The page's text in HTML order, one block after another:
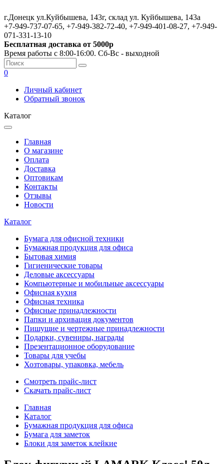
г.Донецк ул.Куйбышева, 143г, склад ул. Куйбышева, 143а
+7-949-737-07-65, +7-949-382-72-40, +7-949-401-08-27, +7-949-
071-331-13-10
Бесплатная доставка от 5000р
Время работы с 8:00-16:00. Сб-Вс - выходной
0
Личный кабинет
Обратный звонок
Каталог
Главная
О магазине
Оплата
Доставка
Оптовикам
Контакты
Отзывы
Новости
Каталог
Бумага для офисной техники
Бумажная продукция для офиса
Бытовая химия
Гигиенические товары
Деловые аксессуары
Компьютерные и мобильные аксессуары
Офисная кухня
Офисная техника
Офисные принадлежности
Папки и архивация документов
Пишущие и чертежные принадлежности
Подарки, сувениры, награды
Презентационное оборудование
Товары для учебы
Хозтовары, упаковка, мебель
Смотреть прайс-лист
Скачать прайс-лист
Главная
Каталог
Бумажная продукция для офиса
Бумага для заметок
Блоки для заметок клейкие